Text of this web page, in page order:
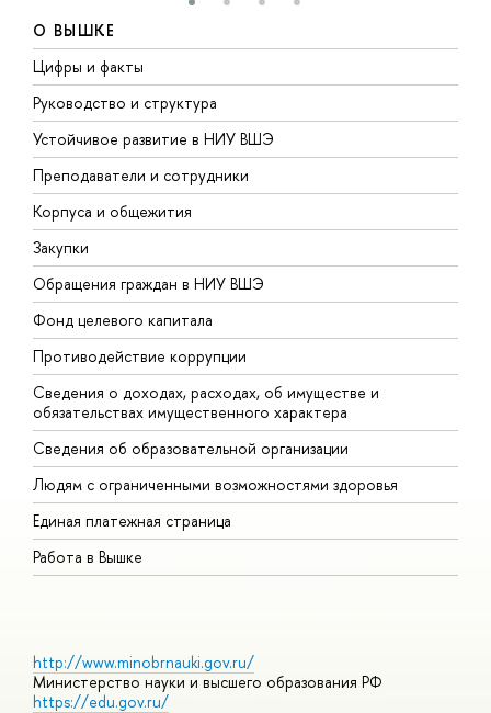
О ВЫШКЕ
Цифры и факты
Руководство и структура
Устойчивое развитие в НИУ ВШЭ
Преподаватели и сотрудники
Корпуса и общежития
Закупки
Обращения граждан в НИУ ВШЭ
Фонд целевого капитала
Противодействие коррупции
Сведения о доходах, расходах, об имуществе и
обязательствах имущественного характера
Сведения об образовательной организации
Людям с ограниченными возможностями здоровья
Единая платежная страница
Работа в Вышке
http://www.minobrnauki.gov.ru/
Министерство науки и высшего образования РФ
https://edu.gov.ru/